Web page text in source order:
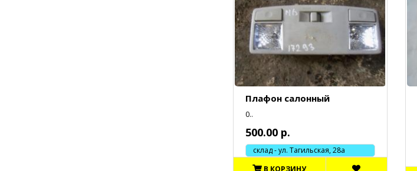
Плафон салонный
0..
500.00 р.
склад - ул. Тагильская, 28а
В КОРЗИНУ